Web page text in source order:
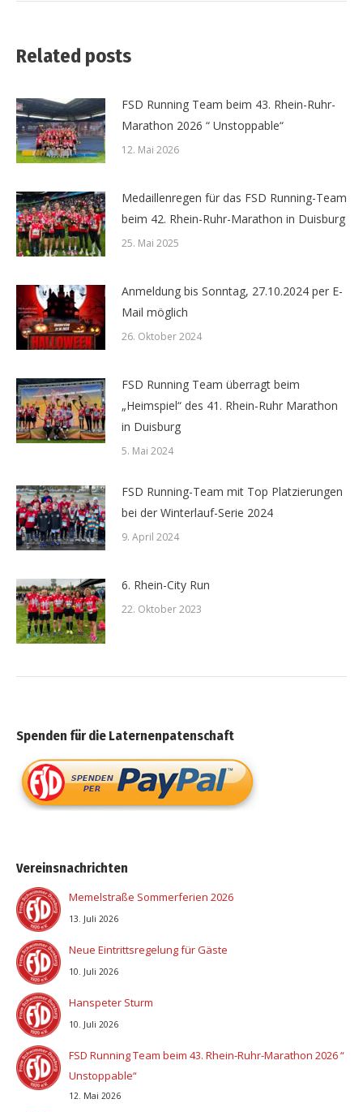
Related posts
FSD Running Team beim 43. Rhein-Ruhr-
Marathon 2026 “ Unstoppable“
12. Mai 2026
Medaillenregen für das FSD Running-Team
beim 42. Rhein-Ruhr-Marathon in Duisburg
25. Mai 2025
Anmeldung bis Sonntag, 27.10.2024 per E-
Mail möglich
26. Oktober 2024
FSD Running Team überragt beim
„Heimspiel“ des 41. Rhein-Ruhr Marathon
in Duisburg
5. Mai 2024
FSD Running-Team mit Top Platzierungen
bei der Winterlauf-Serie 2024
9. April 2024
6. Rhein-City Run
22. Oktober 2023
Spenden für die Laternenpatenschaft
Vereinsnachrichten
Memelstraße Sommerferien 2026
13. Juli 2026
Neue Eintrittsregelung für Gäste
10. Juli 2026
Hanspeter Sturm
10. Juli 2026
FSD Running Team beim 43. Rhein-Ruhr-Marathon 2026 “
Unstoppable“
12. Mai 2026